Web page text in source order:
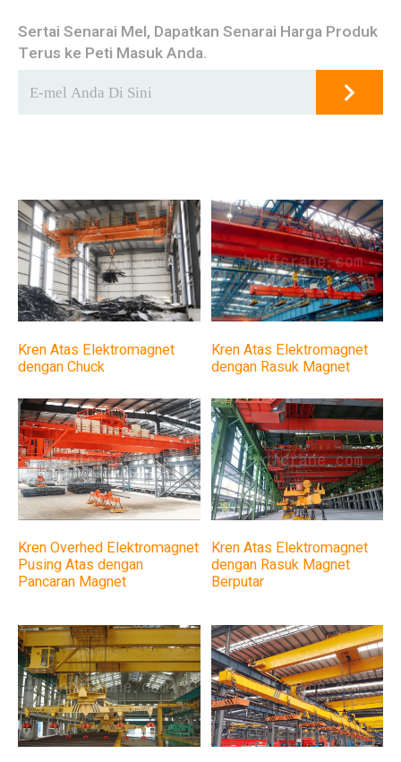
Sertai Senarai Mel, Dapatkan Senarai Harga Produk
Terus ke Peti Masuk Anda.
Kren Atas Elektromagnet
dengan Chuck
Kren Atas Elektromagnet
dengan Rasuk Magnet
Kren Overhed Elektromagnet
Pusing Atas dengan
Pancaran Magnet
Kren Atas Elektromagnet
dengan Rasuk Magnet
Berputar